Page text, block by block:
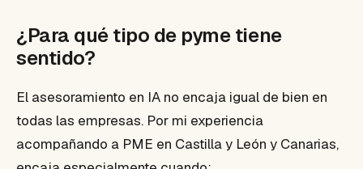
¿Para qué tipo de pyme tiene
sentido?
El asesoramiento en IA no encaja igual de bien en
todas las empresas. Por mi experiencia
acompañando a PME en Castilla y León y Canarias,